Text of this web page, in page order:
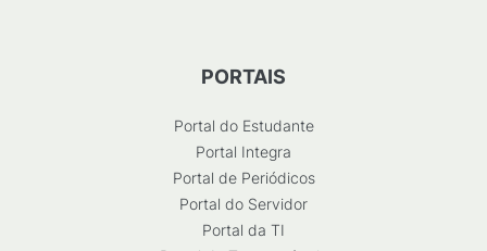
PORTAIS
Portal do Estudante
Portal Integra
Portal de Periódicos
Portal do Servidor
Portal da TI